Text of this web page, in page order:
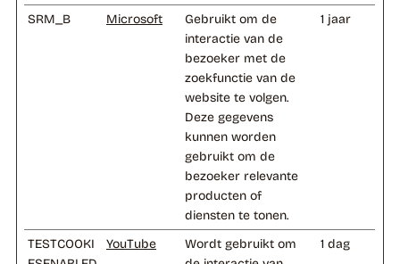
SRM_B Microsoft
Gebruikt om de
interactie van de
bezoeker met de
zoekfunctie van de
website te volgen.
Deze gegevens
kunnen worden
gebruikt om de
bezoeker relevante
producten of
diensten te tonen.
1 jaar
TESTCOOKI
YouTube
Wordt gebruikt om
1 dag